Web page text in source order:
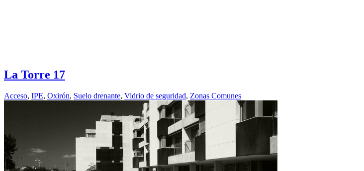
La Torre 17
Acceso, IPE, Oxirón, Suelo drenante, Vidrio de seguridad, Zonas Comunes